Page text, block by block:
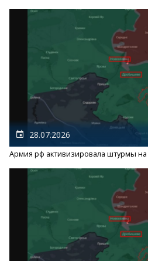
28.07.2026
Армия рф активизировала штурмы